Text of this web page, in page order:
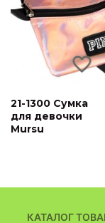
21-1300 Сумка
для девочки
Mursu
КАТАЛОГ